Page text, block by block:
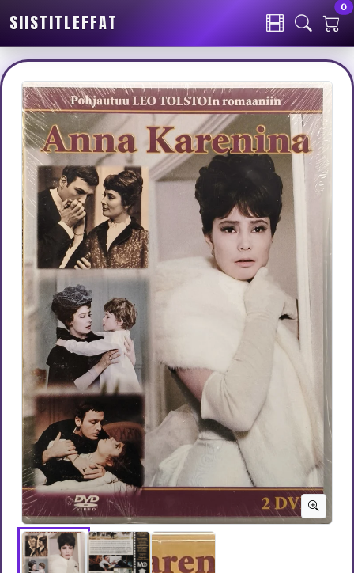
SIISTITLEFFAT
0